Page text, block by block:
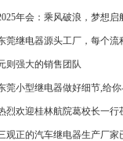
年会：乘风破浪，梦想启
莞继电器源头工厂，每个流
则强大的销售团队
莞小型继电器做好细节,给
烈欢迎桂林航院葛校长一行
观正的汽车继电器生产厂家